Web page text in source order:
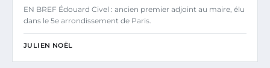
EN BREF Édouard Civel : ancien premier adjoint au maire, élu
dans le 5e arrondissement de Paris.
JULIEN NOËL